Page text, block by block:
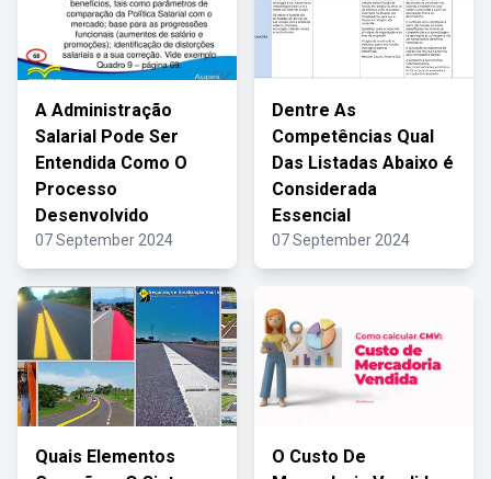
A Administração
Salarial Pode Ser
Entendida Como O
Processo
Desenvolvido
07 September 2024
Dentre As
Competências Qual
Das Listadas Abaixo é
Considerada
Essencial
07 September 2024
Quais Elementos
O Custo De